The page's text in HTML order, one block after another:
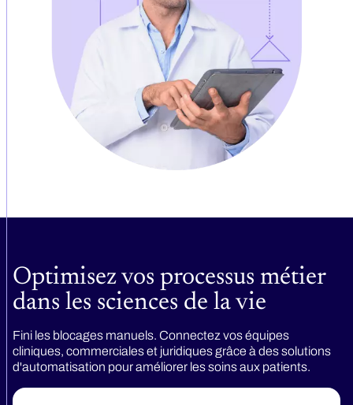
Optimisez vos processus métier
dans les sciences de la vie
Fini les blocages manuels. Connectez vos équipes
cliniques, commerciales et juridiques grâce à des solutions
d'automatisation pour améliorer les soins aux patients.